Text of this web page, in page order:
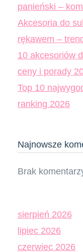
panieński –
Akcesoria do
rękawem –
10 akcesoriów
ceny i porady
Top 10
ranking 2026
Najnowsze
Brak
sierpień 2026
lipiec 2026
czerwiec 2026